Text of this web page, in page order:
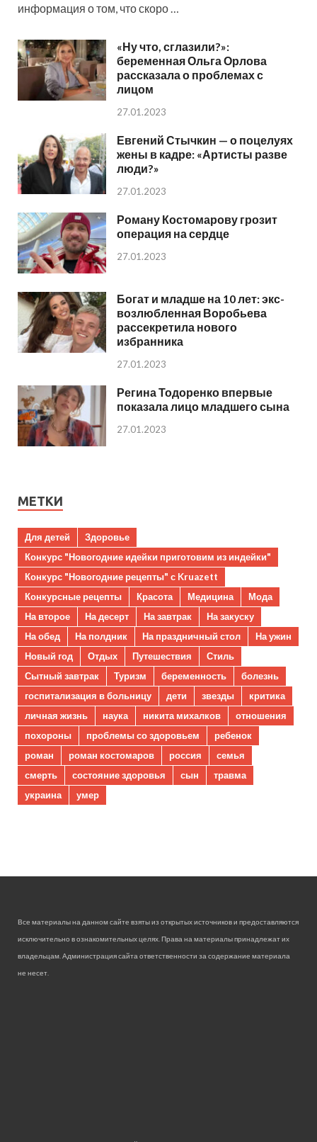
информация о том, что скоро …
«Ну что, сглазили?»:
беременная Ольга Орлова
рассказала о проблемах с
лицом
27.01.2023
Евгений Стычкин — о поцелуях
жены в кадре: «Артисты разве
люди?»
27.01.2023
Роману Костомарову грозит
операция на сердце
27.01.2023
Богат и младше на 10 лет: экс-
возлюбленная Воробьева
рассекретила нового
избранника
27.01.2023
Регина Тодоренко впервые
показала лицо младшего сына
27.01.2023
МЕТКИ
Для детей
Здоровье
Конкурс "Новогодние идейки приготовим из индейки"
Конкурс "Новогодние рецепты" с Kruazett
Конкурсные рецепты
Красота Медицина
Мода
На второе
На десерт На завтрак
На закуску
На обед
На полдник На праздничный стол
На ужин
Новый год
Отдых Путешествия
Стиль
Сытный завтрак
Туризм беременность
болезнь
госпитализация в больницу
дети звезды
критика
личная жизнь
наука никита михалков
отношения
похороны
проблемы со здоровьем
ребенок
роман
роман костомаров россия
семья
смерть
состояние здоровья сын
травма
украина
умер
Все материалы на данном сайте взяты из открытых источников и предоставляются
исключительно в ознакомительных целях. Права на материалы принадлежат их
владельцам. Администрация сайта ответственности за содержание материала
не несет.